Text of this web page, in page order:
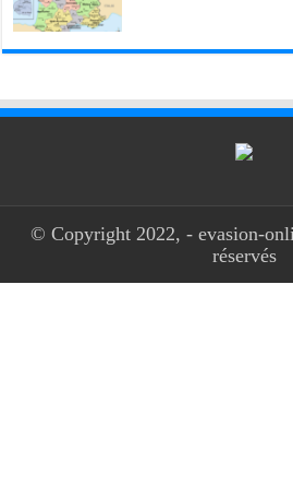
© Copyright 2022, - evasion-
réservés